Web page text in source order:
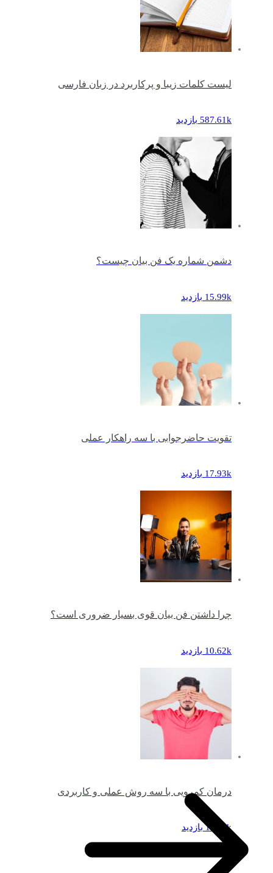
لیست کلمات زیبا و پرکاربرد در زبان فارسی
587.61k بازدید
دشمن شماره یک فن بیان چیست؟
15.99k بازدید
تقویت حاضرجوابی با سه راهکار عملی
17.93k بازدید
چرا داشتن فن بیان قوی بسیار ضروری است؟
10.62k بازدید
درمان کمرویی با سه روش عملی و کاربردی
11.61k بازدید